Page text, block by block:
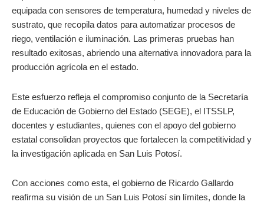
equipada con sensores de temperatura, humedad y niveles de
sustrato, que recopila datos para automatizar procesos de
riego, ventilación e iluminación. Las primeras pruebas han
resultado exitosas, abriendo una alternativa innovadora para la
producción agrícola en el estado.
Este esfuerzo refleja el compromiso conjunto de la Secretaría
de Educación de Gobierno del Estado (SEGE), el ITSSLP,
docentes y estudiantes, quienes con el apoyo del gobierno
estatal consolidan proyectos que fortalecen la competitividad y
la investigación aplicada en San Luis Potosí.
Con acciones como esta, el gobierno de Ricardo Gallardo
reafirma su visión de un San Luis Potosí sin límites, donde la